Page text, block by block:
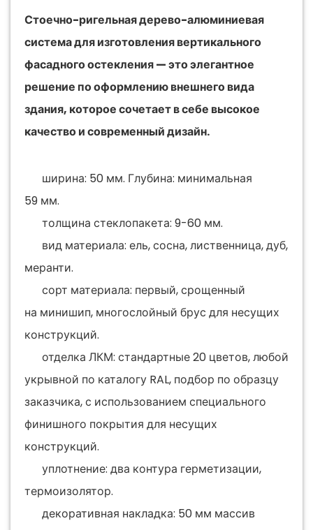
Стоечно-ригельная дерево-алюминиевая
система для изготовления вертикального
фасадного остекления — это элегантное
решение по оформлению внешнего вида
здания, которое сочетает в себе высокое
качество и современный дизайн.
ширина: 50 мм. Глубина: минимальная
59 мм.
толщина стеклопакета: 9-60 мм.
вид материала: ель, сосна, лиственница, дуб,
меранти.
сорт материала: первый, срощенный
на минишип, многослойный брус для несущих
конструкций.
отделка ЛКМ: стандартные 20 цветов, любой
укрывной по каталогу RAL, подбор по образцу
заказчика, с использованием специального
финишного покрытия для несущих
конструкций.
уплотнение: два контура герметизации,
термоизолятор.
декоративная накладка: 50 мм массив